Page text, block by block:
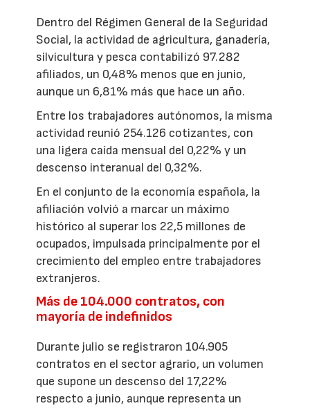
Dentro del Régimen General de la Seguridad
Social, la actividad de agricultura, ganadería,
silvicultura y pesca contabilizó 97.282
afiliados, un 0,48% menos que en junio,
aunque un 6,81% más que hace un año.
Entre los trabajadores autónomos, la misma
actividad reunió 254.126 cotizantes, con
una ligera caída mensual del 0,22% y un
descenso interanual del 0,32%.
En el conjunto de la economía española, la
afiliación volvió a marcar un máximo
histórico al superar los 22,5 millones de
ocupados, impulsada principalmente por el
crecimiento del empleo entre trabajadores
extranjeros.
Más de 104.000 contratos, con
mayoría de indefinidos
Durante julio se registraron 104.905
contratos en el sector agrario, un volumen
que supone un descenso del 17,22%
respecto a junio, aunque representa un